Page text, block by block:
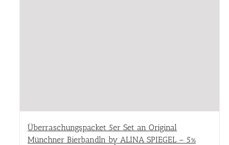
Überraschungspacket 5er Set an Original
Münchner Bierbandln by ALINA SPIEGEL – 5%